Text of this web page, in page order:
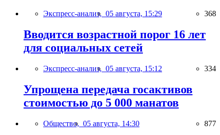
Экспресс-анализ, 05 августа, 15:29 368
Вводится возрастной порог 16 лет
для социальных сетей
Экспресс-анализ, 05 августа, 15:12 334
Упрощена передача госактивов
стоимостью до 5 000 манатов
Общество, 05 августа, 14:30 877